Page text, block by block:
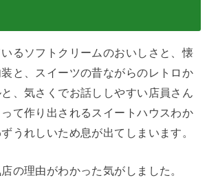
るソフトクリームのおいしさと、懐
と、スイーツの昔ながらのレトロか
、気さくでお話ししやすい店員さん
て作り出されるスイートハウスわか
うれしいため息が出てしまいます。
の理由がわかった気がしました。